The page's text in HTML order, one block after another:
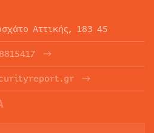
Αττικής, 183 45